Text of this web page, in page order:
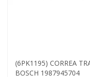
(6PK1195) CORREA
BOSCH 1987945704